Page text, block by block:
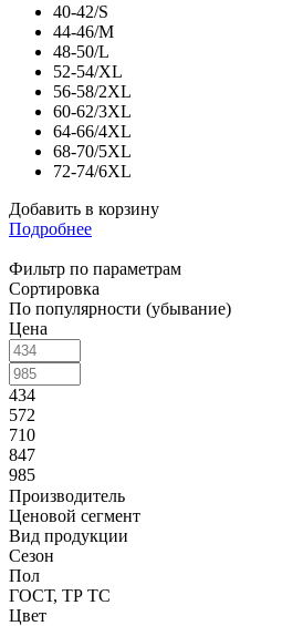
40-42/S
44-46/M
48-50/L
52-54/XL
56-58/2XL
60-62/3XL
64-66/4XL
68-70/5XL
72-74/6XL
Добавить в корзину
Подробнее
Фильтр по параметрам
Сортировка
По популярности (убывание)
Цена
434
572
710
847
985
Производитель
Ценовой сегмент
Вид продукции
Сезон
Пол
ГОСТ, ТР ТС
Цвет